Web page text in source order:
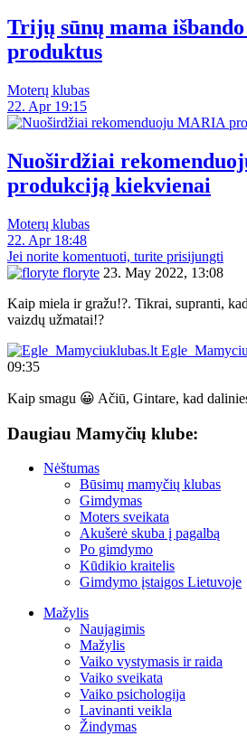
Trijų sūnų mama
produktus
Moterų klubas
22. Apr 19:15
Nuoširdžiai
produkciją kiekvienai
Moterų klubas
22. Apr 18:48
Jei norite komentuoti, turite prisijungti
floryte 23. May 2022, 13:08
Kaip miela ir gražu!?. Tikrai, supranti,
vaizdų užmatai!?
09:35
Kaip smagu 😀 Ačiū, Gintare, kad
Daugiau Mamyčių klube:
Nėštumas
Būsimų mamyčių klubas
Gimdymas
Moters sveikata
Akušerė skuba į pagalbą
Po gimdymo
Kūdikio kraitelis
Gimdymo įstaigos Lietuvoje
Mažylis
Naujagimis
Mažylis
Vaiko vystymasis ir raida
Vaiko sveikata
Vaiko psichologija
Lavinanti veikla
Žindymas